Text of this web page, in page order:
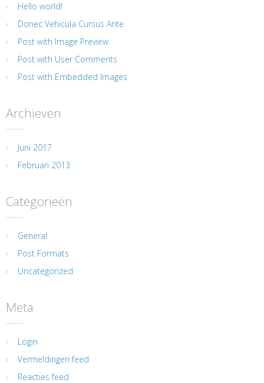
Hello world!
Donec Vehicula Cursus Ante
Post with Image Preview
Post with User Comments
Post with Embedded Images
Archieven
Juni 2017
Februari 2013
Categorieën
General
Post Formats
Uncategorized
Meta
Login
Vermeldingen feed
Reacties feed